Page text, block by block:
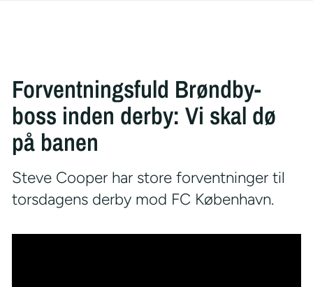
Forventningsfuld Brøndby-
boss inden derby: Vi skal dø
på banen
Steve Cooper har store forventninger til
torsdagens derby mod FC København.